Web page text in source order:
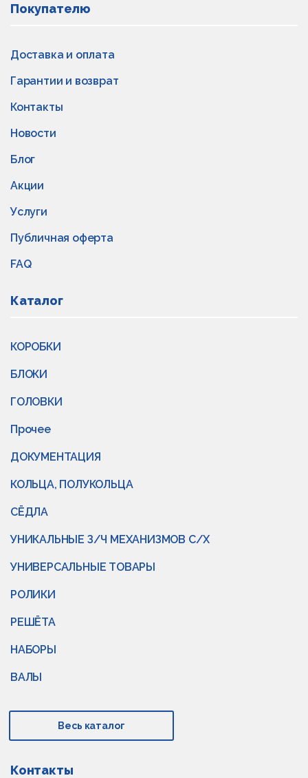
Покупателю
Доставка и оплата
Гарантии и возврат
Контакты
Новости
Блог
Акции
Услуги
Публичная оферта
FAQ
Каталог
КОРОБКИ
БЛОКИ
ГОЛОВКИ
Прочее
ДОКУМЕНТАЦИЯ
КОЛЬЦА, ПОЛУКОЛЬЦА
СЁДЛА
УНИКАЛЬНЫЕ З/Ч МЕХАНИЗМОВ С/Х
УНИВЕРСАЛЬНЫЕ ТОВАРЫ
РОЛИКИ
РЕШЁТА
НАБОРЫ
ВАЛЫ
Весь каталог
Контакты